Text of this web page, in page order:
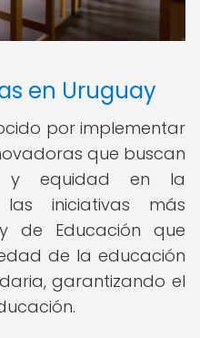
en Uruguay
por implementar
que buscan
y equidad en la
iniciativas más
de Educación que
de la educación
garantizando el